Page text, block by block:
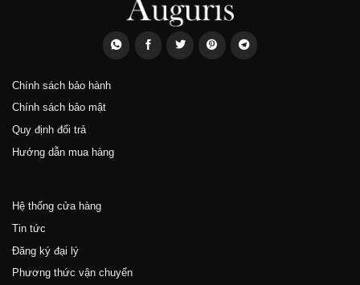
Chính sách bảo hành
Chính sách bảo mật
Quy định đổi trả
Hướng dẫn mua hàng
Hệ thống cửa hàng
Tin tức
Đăng ký đại lý
Phương thức vận chuyển